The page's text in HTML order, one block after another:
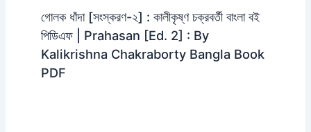
গোলক ধাঁদা [সংস্করণ-২] : কালীকৃষ্ণ চক্রবর্তী বাংলা বই
পিডিএফ | Prahasan [Ed. 2] : By
Kalikrishna Chakraborty Bangla Book
PDF